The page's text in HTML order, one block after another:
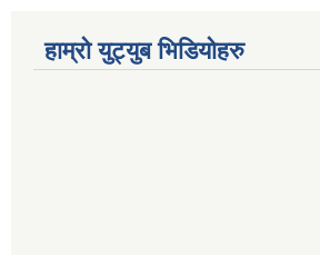
हाम्रो युट्युब भिडियोहरु